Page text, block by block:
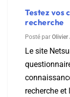
Testez vos
recherche
Posté par Olivier
Le site
recherche